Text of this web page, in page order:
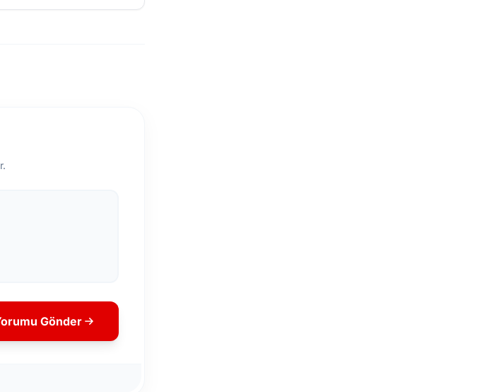
Gönder